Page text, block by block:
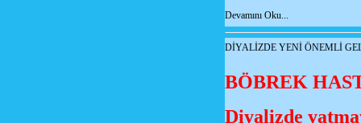
Devamını Oku...
DİYALİZDE YENİ ÖNEMLİ
BÖBREK
Diyalizde